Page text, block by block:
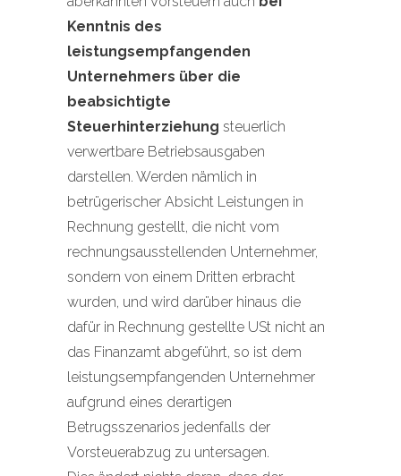
Kenntnis des
leistungsempfangenden
Unternehmers über die
beabsichtigte
Steuerhinterziehung steuerlich
verwertbare Betriebsausgaben
darstellen. Werden nämlich in
betrügerischer Absicht Leistungen in
Rechnung gestellt, die nicht vom
rechnungsausstellenden Unternehmer,
sondern von einem Dritten erbracht
wurden, und wird darüber hinaus die
dafür in Rechnung gestellte USt nicht an
das Finanzamt abgeführt, so ist dem
leistungsempfangenden Unternehmer
aufgrund eines derartigen
Betrugsszenarios jedenfalls der
Vorsteuerabzug zu untersagen.